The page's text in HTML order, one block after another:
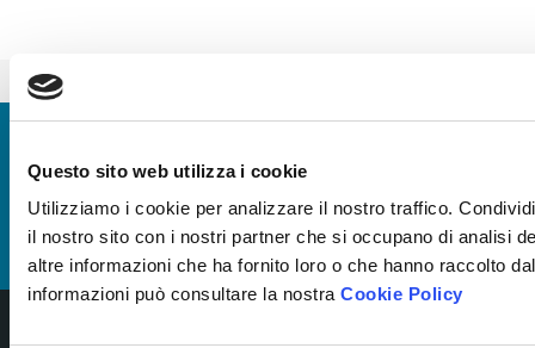
Questo sito web utilizza i cookie
Utilizziamo i cookie per analizzare il nostro traffico.
il nostro sito con i nostri partner che si occupano di analisi
altre informazioni che ha fornito loro o che hanno raccolto
informazioni può consultare la nostra Cookie Policy
aziendale.
Iscriviti